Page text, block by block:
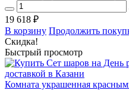
19 618 ₽
В корзину Продолжить
Скидка!
Быстрый просмотр
Комната украшенная